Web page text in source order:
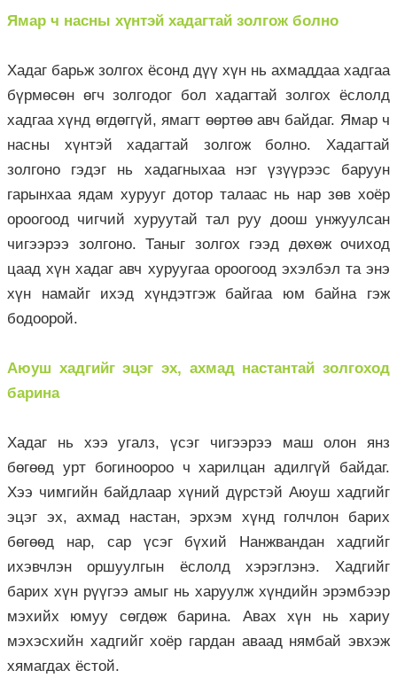
Ямар ч насны хүнтэй хадагтай золгож болно
Хадаг барьж золгох ёсонд дүү хүн нь ахмаддаа хадгаа
бүрмөсөн өгч золгодог бол хадагтай золгох ёслолд
хадгаа хүнд өгдөггүй, ямагт өөртөө авч байдаг. Ямар ч
насны хүнтэй хадагтай золгож болно. Хадагтай
золгоно гэдэг нь хадагныхаа нэг үзүүрээс баруун
гарынхаа ядам хурууг дотор талаас нь нар зөв хоёр
ороогоод чигчий хуруутай тал руу доош унжуулсан
чигээрээ золгоно. Таныг золгох гээд дөхөж очиход
цаад хүн хадаг авч хуруугаа ороогоод эхэлбэл та энэ
хүн намайг ихэд хүндэтгэж байгаа юм байна гэж
бодоорой.
Аюуш хадгийг эцэг эх, ахмад настантай золгоход
барина
Хадаг нь хээ угалз, үсэг чигээрээ маш олон янз
бөгөөд урт богиноороо ч харилцан адилгүй байдаг.
Хээ чимгийн байдлаар хүний дүрстэй Аюуш хадгийг
эцэг эх, ахмад настан, эрхэм хүнд голчлон барих
бөгөөд нар, сар үсэг бүхий Нанжвандан хадгийг
ихэвчлэн оршуулгын ёслолд хэрэглэнэ. Хадгийг
барих хүн рүүгээ амыг нь харуулж хүндийн эрэмбээр
мэхийх юмуу сөгдөж барина. Авах хүн нь хариу
мэхэсхийн хадгийг хоёр гардан аваад нямбай эвхэж
хямагдах ёстой.